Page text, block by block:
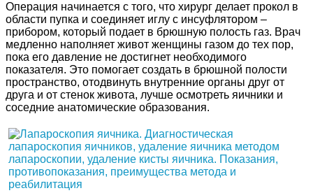
Операция начинается с того, что хирург делает прокол в
области пупка и соединяет иглу с инсуфлятором –
прибором, который подает в брюшную полость газ. Врач
медленно наполняет живот женщины газом до тех пор,
пока его давление не достигнет необходимого
показателя. Это помогает создать в брюшной полости
пространство, отодвинуть внутренние органы друг от
друга и от стенок живота, лучше осмотреть яичники и
соседние анатомические образования.